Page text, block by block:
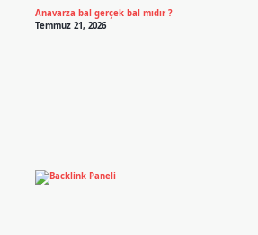
Anavarza bal gerçek bal mıdır ?
Temmuz 21, 2026